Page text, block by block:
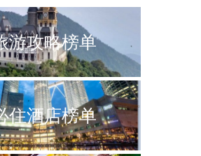
游攻略榜单
住酒店榜单